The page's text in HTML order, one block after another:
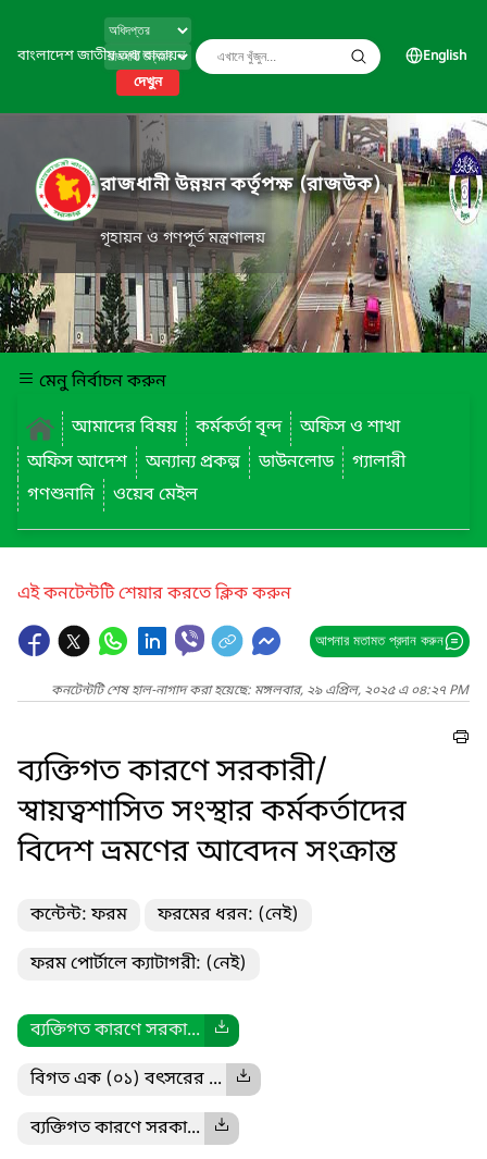
বাংলাদেশ জাতীয় তথ্য বাতায়ন
দেখুন
English
রাজধানী উন্নয়ন কর্তৃপক্ষ (রাজউক)
গৃহায়ন ও গণপূর্ত মন্ত্রণালয়
মেনু নির্বাচন করুন
আমাদের বিষয়
কর্মকর্তা বৃন্দ
অফিস ও শাখা
অফিস আদেশ
অন্যান্য প্রকল্প ডাউনলোড
গ্যালারী
গণশুনানি
ওয়েব মেইল
এই কনটেন্টটি শেয়ার করতে ক্লিক করুন
আপনার মতামত প্রদান করুন
কনটেন্টটি শেষ হাল-নাগাদ করা হয়েছে: মঙ্গলবার, ২৯ এপ্রিল, ২০২৫ এ ০৪:২৭ PM
ব্যক্তিগত কারণে সরকারী/
স্বায়ত্বশাসিত সংস্থার কর্মকর্তাদের
বিদেশ ভ্রমণের আবেদন সংক্রান্ত
কন্টেন্ট: ফরম ফরমের ধরন: (নেই)
ফরম পোর্টালে ক্যাটাগরী: (নেই)
ব্যক্তিগত কারণে সরকা...
বিগত এক (০১) বৎসরের ...
ব্যক্তিগত কারণে সরকা...